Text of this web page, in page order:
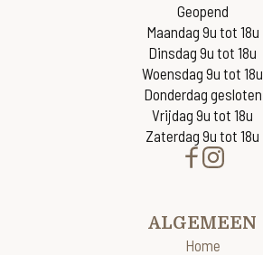
Geopend
Maandag 9u tot 18u
Dinsdag 9u tot 18u
Woensdag 9u tot 18u
Donderdag gesloten
Vrijdag 9u tot 18u
Zaterdag 9u tot 18u
ALGEMEEN
Home